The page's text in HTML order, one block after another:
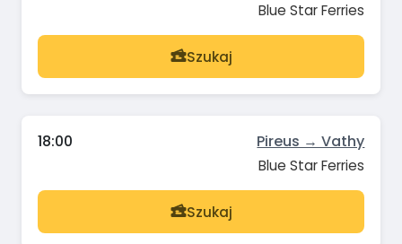
Blue Star Ferries
Szukaj
18:00 Pireus → Vathy
Blue Star Ferries
Szukaj